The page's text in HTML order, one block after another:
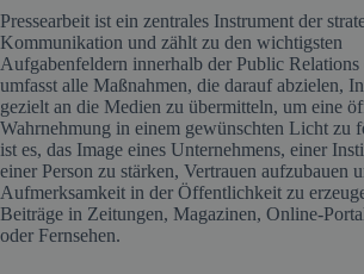
Pressearbeit ist ein zentrales Instrument der
Kommunikation und zählt zu den wichtigsten
Aufgabenfeldern innerhalb der Public Relations
umfasst alle Maßnahmen, die darauf abzielen,
gezielt an die Medien zu übermitteln, um eine
Wahrnehmung in einem gewünschten Licht zu
ist es, das Image eines Unternehmens, einer
einer Person zu stärken, Vertrauen aufzubauen
Aufmerksamkeit in der Öffentlichkeit zu
Beiträge in Zeitungen, Magazinen, Online-
oder Fernsehen.